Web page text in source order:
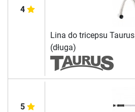
4
Lina do tricepsu Taurus
(długa)
5